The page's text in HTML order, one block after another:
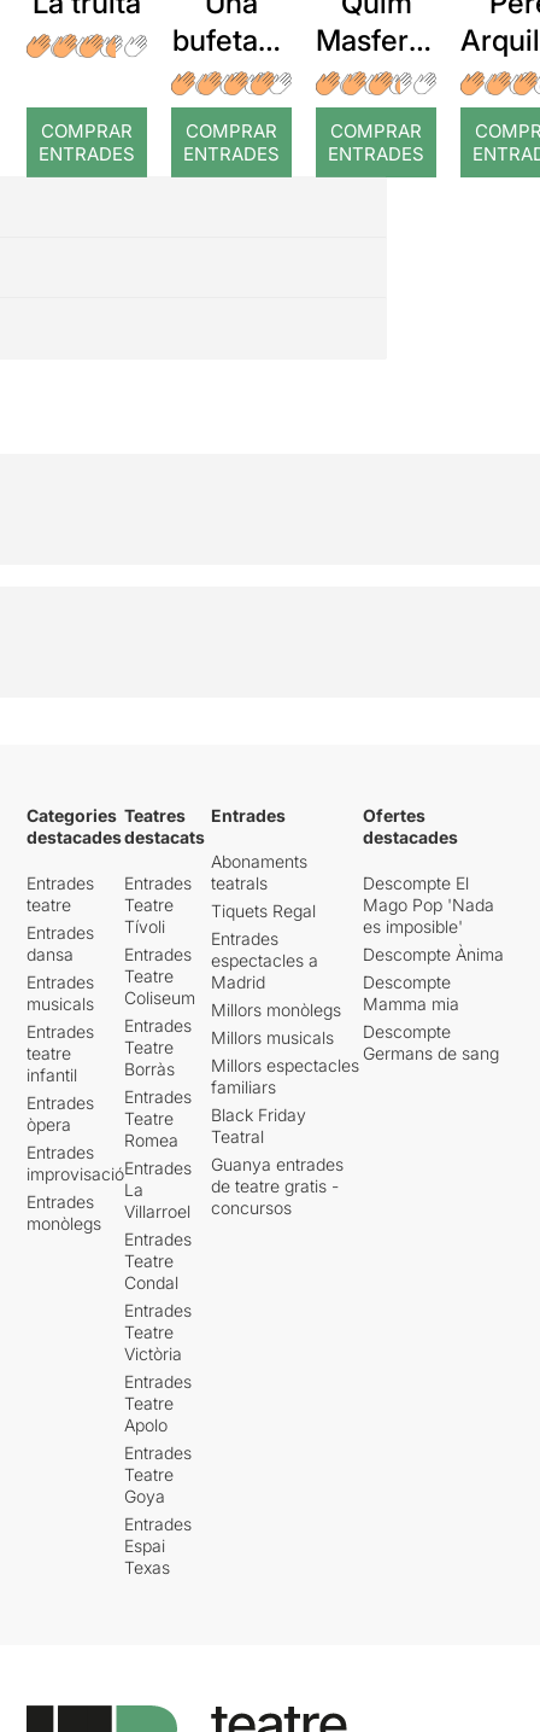
COMPRAR
ENTRADES
bufetada
a temps
COMPRAR
ENTRADES
Masferre
r: Temps
COMPRAR
ENTRADES
:
Categories
destacades
Entrades
teatre
Entrades
dansa
Entrades
musicals
Entrades
teatre
infantil
Entrades
òpera
Entrades
improvisació
Entrades
monòlegs
Teatres
destacats
Entrades
Teatre
Tívoli
Entrades
Teatre
Coliseum
Entrades
Teatre
Borràs
Entrades
Teatre
Romea
Entrades
La
Villarroel
Entrades
Teatre
Condal
Entrades
Teatre
Victòria
Entrades
Teatre
Apolo
Entrades
Teatre
Goya
Entrades
Espai
Texas
Entrades
Abonaments
teatrals
Tiquets Regal
Entrades
espectacles a
Madrid
Millors monòlegs
Millors musicals
Millors espectacles
familiars
Black Friday
Teatral
Guanya entrades
de teatre gratis -
concursos
Ofertes
destacades
Descompte El
Mago Pop 'Nada
es imposible'
Descompte Ànima
Descompte
Mamma mia
Descompte
Germans de sang